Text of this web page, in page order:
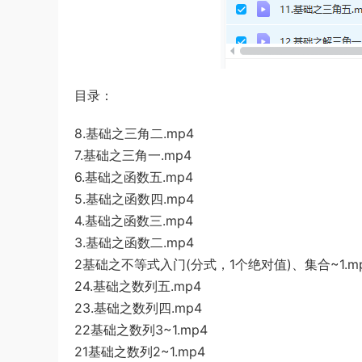
目录：
8.基础之三角二.mp4
7.基础之三角一.mp4
6.基础之函数五.mp4
5.基础之函数四.mp4
4.基础之函数三.mp4
3.基础之函数二.mp4
2基础之不等式入门(分式，1个绝对值)、集合
24.基础之数列五.mp4
23.基础之数列四.mp4
22基础之数列3~1.mp4
21基础之数列2~1.mp4